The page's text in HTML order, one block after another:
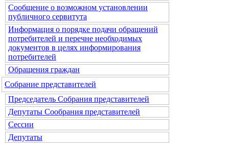
Сообщение о возможном установлении
публичного сервитута
Информация о порядке подачи обращений
потребителей и перечне необходимых
документов в целях информирования
потребителей
Обращения граждан
Собрание представителей
Председатель Собрания представителей
Депутаты Сообрания представителей
Сессии
Депутаты